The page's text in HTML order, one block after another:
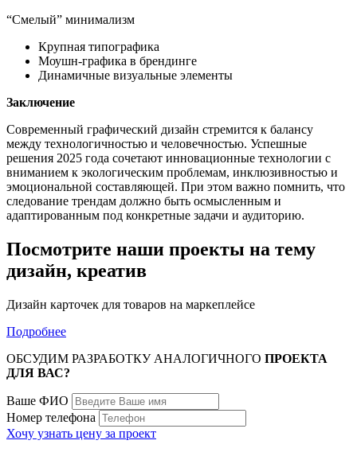
“Смелый” минимализм
Крупная типографика
Моушн-графика в брендинге
Динамичные визуальные элементы
Заключение
Современный графический дизайн стремится к балансу
между технологичностью и человечностью. Успешные
решения 2025 года сочетают инновационные технологии с
вниманием к экологическим проблемам, инклюзивностью и
эмоциональной составляющей. При этом важно помнить, что
следование трендам должно быть осмысленным и
адаптированным под конкретные задачи и аудиторию.
Посмотрите наши проекты на тему
дизайн, креатив
Дизайн карточек для товаров на маркеплейсе
Подробнее
ОБСУДИМ РАЗРАБОТКУ АНАЛОГИЧНОГО ПРОЕКТА
ДЛЯ ВАС?
Ваше ФИО
Номер телефона
Хочу узнать цену за проект